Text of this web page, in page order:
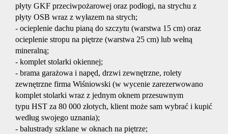
płyty GKF przeciwpożarowej oraz podłogi, na strychu z
płyty OSB wraz z wyłazem na strych;
- ocieplenie dachu pianą do szczytu (warstwa 15 cm) oraz
ocieplenie stropu na piętrze (warstwa 25 cm) lub wełną
mineralną;
- komplet stolarki okiennej;
- brama garażowa i napęd, drzwi zewnętrzne, rolety
zewnętrzne firma Wiśniowski (w wycenie zarezerwowano
komplet stolarki wraz z jednym oknem przesuwnym
typu HST za 80 000 złotych, klient może sam wybrać i kupić
według swojego uznania);
- balustrady szklane w oknach na piętrze;